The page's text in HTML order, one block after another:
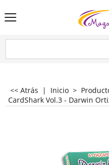
<< Atrás | Inicio >
CardShark Vol.3 - Darwin